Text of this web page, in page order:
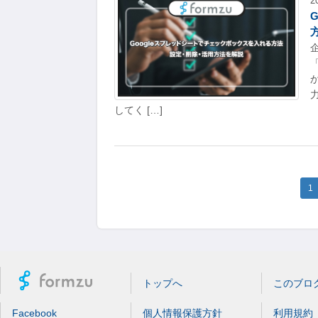
してく […]
1
トップへ このブロ
Facebook 個人情報保護方針 利用規約